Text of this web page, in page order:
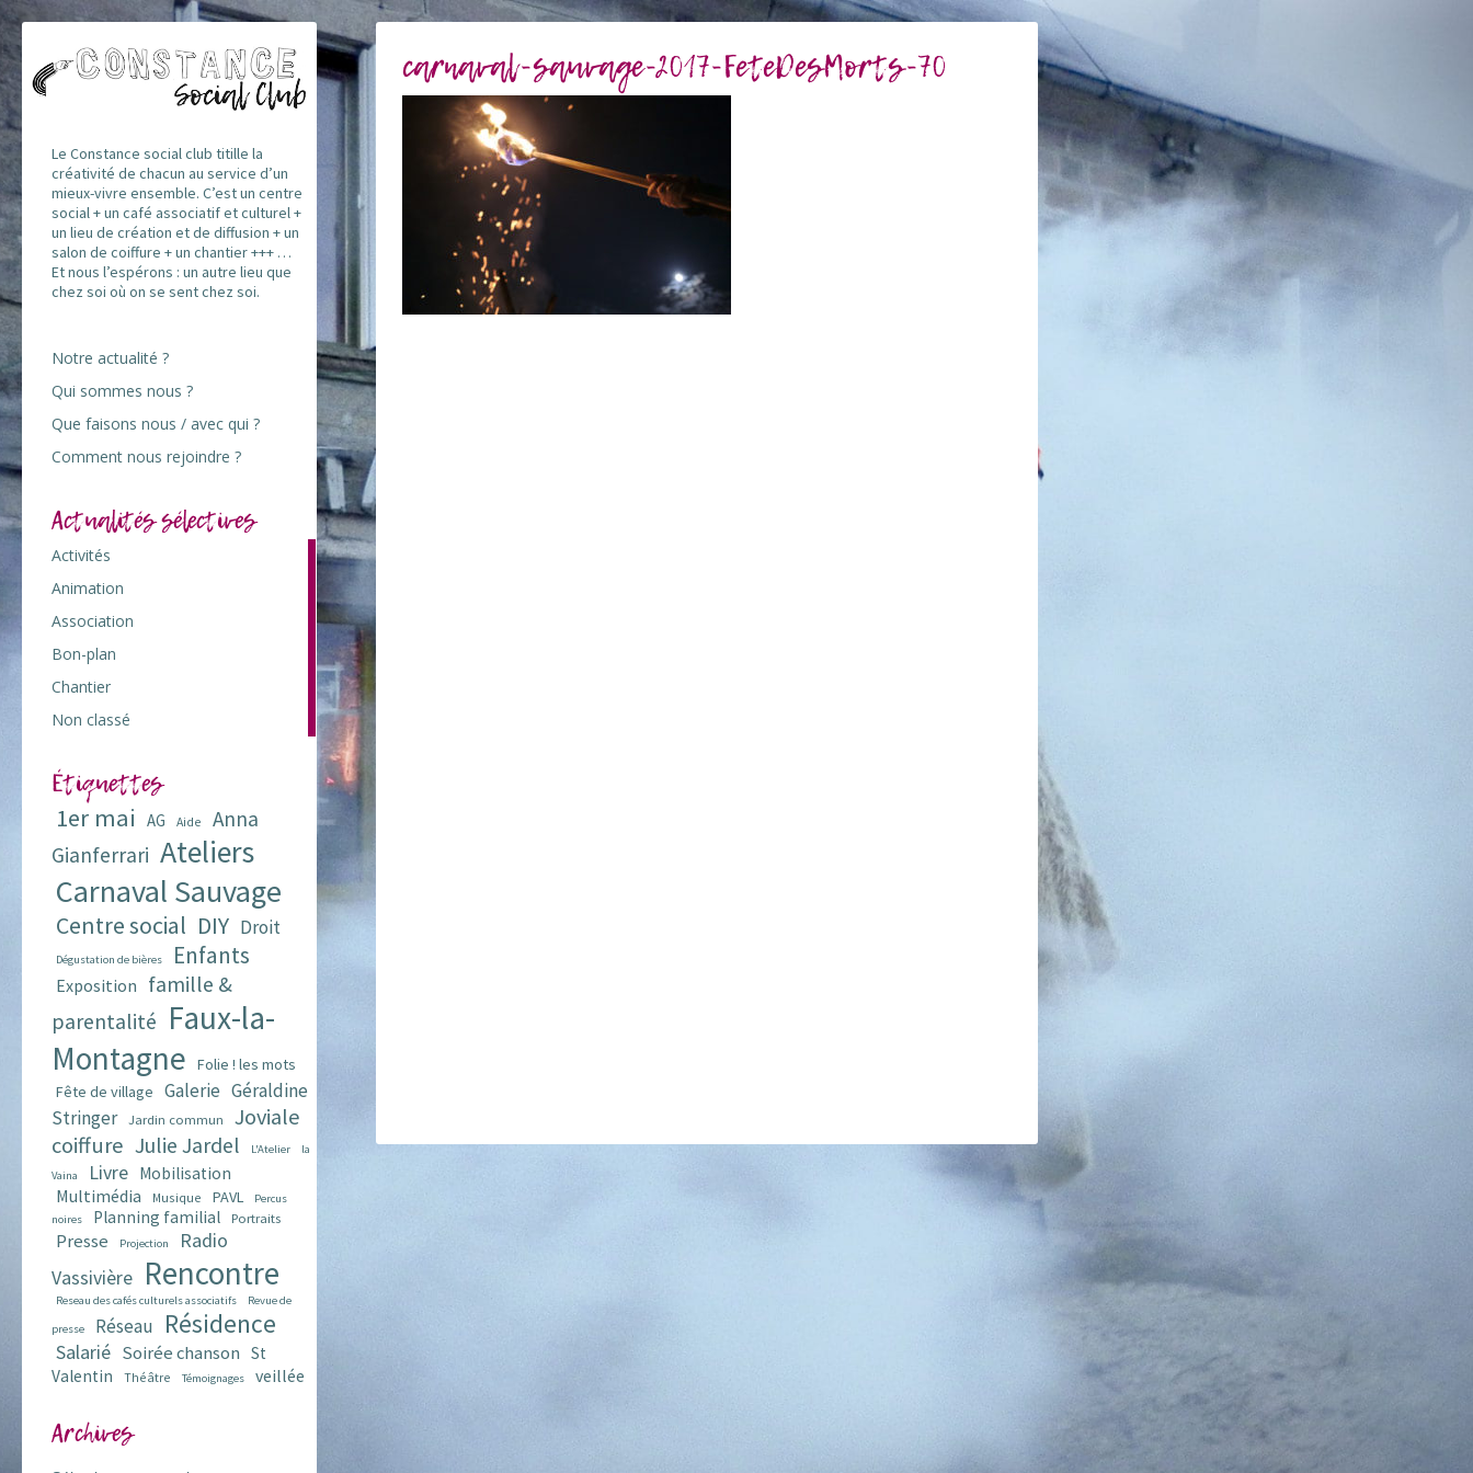
Le Constance social club titille la
créativité de chacun au service d’un
mieux-vivre ensemble. C’est un centre
social + un café associatif et culturel +
un lieu de création et de diffusion + un
salon de coiffure + un chantier +++ …
Et nous l’espérons : un autre lieu que
chez soi où on se sent chez soi.
Notre actualité ?
Qui sommes nous ?
Que faisons nous / avec qui ?
Comment nous rejoindre ?
Actualités sélectives
Activités 103
Animation
Association 73
Bon-plan 42
Chantier 7
Non classé 1
Étiquettes
1er mai AG Aide
Anna
Gianferrari Ateliers
Carnaval Sauvage
Centre social DIY Droit
Dégustation de bières Enfants
Exposition famille &
parentalité Faux-la-
Montagne
Folie ! les mots
Fête de village
Galerie Géraldine
Stringer
Jardin commun
Joviale
coiffure Julie Jardel L'Atelier
la
Vaina
Livre Mobilisation
Multimédia Musique PAVL
Percus
noires
Planning familial Portraits
Presse Projection
Radio
Vassivière Rencontre
Reseau des cafés culturels associatifs
Revue de
presse
Réseau Résidence
Salarié Soirée chanson St
Valentin
Théâtre Témoignages veillée
Archives
Archives
carnaval-sauvage-2017-FeteDesMorts-70